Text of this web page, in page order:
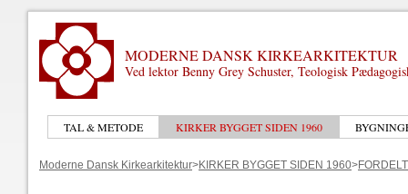
MODERNE DANSK KIRKEARKITEKTUR
Ved lektor Benny Grey Schuster, Teologisk
TAL & METODE KIRKER BYGGET SIDEN 1960
Moderne Dansk Kirkearkitektur>KIRKER BYGGET SIDEN 1960>